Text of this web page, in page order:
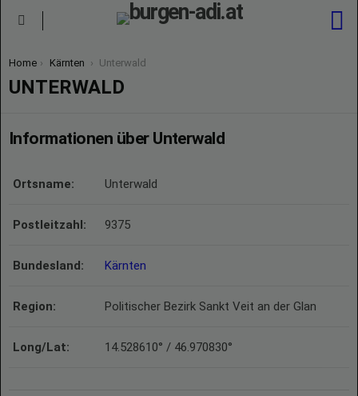
You are here:
Home Kärnten Unterwald
UNTERWALD
Informationen über Unterwald
Ortsname: Unterwald
Postleitzahl: 9375
Bundesland: Kärnten
Region: Politischer Bezirk Sankt Veit an der Glan
Long/Lat: 14.528610° / 46.970830°